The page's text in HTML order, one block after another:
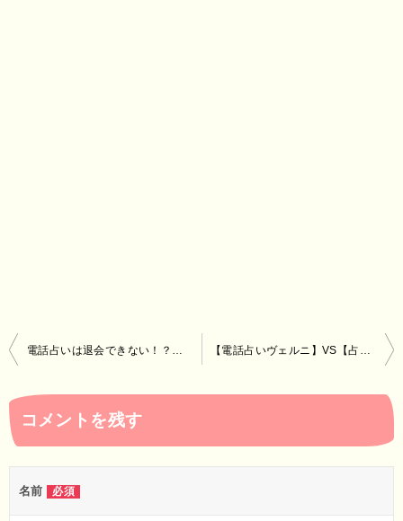
投
ナ
ビ
ー
電話占いは退会できない！？その理由と簡単ウラ技を紹介 【電話占いヴェルニ】VS【占いの館】人気占い師の料金比較
コメントを残す
名前 必須